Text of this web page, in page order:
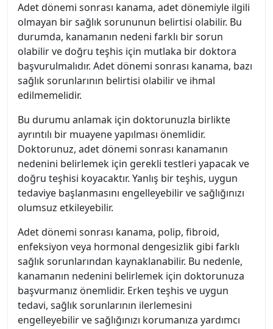
Adet dönemi sonrası kanama, adet dönemiyle ilgili
olmayan bir sağlık sorununun belirtisi olabilir. Bu
durumda, kanamanın nedeni farklı bir sorun
olabilir ve doğru teşhis için mutlaka bir doktora
başvurulmalıdır. Adet dönemi sonrası kanama, bazı
sağlık sorunlarının belirtisi olabilir ve ihmal
edilmemelidir.
Bu durumu anlamak için doktorunuzla birlikte
ayrıntılı bir muayene yapılması önemlidir.
Doktorunuz, adet dönemi sonrası kanamanın
nedenini belirlemek için gerekli testleri yapacak ve
doğru teşhisi koyacaktır. Yanlış bir teşhis, uygun
tedaviye başlanmasını engelleyebilir ve sağlığınızı
olumsuz etkileyebilir.
Adet dönemi sonrası kanama, polip, fibroid,
enfeksiyon veya hormonal dengesizlik gibi farklı
sağlık sorunlarından kaynaklanabilir. Bu nedenle,
kanamanın nedenini belirlemek için doktorunuza
başvurmanız önemlidir. Erken teşhis ve uygun
tedavi, sağlık sorunlarının ilerlemesini
engelleyebilir ve sağlığınızı korumanıza yardımcı